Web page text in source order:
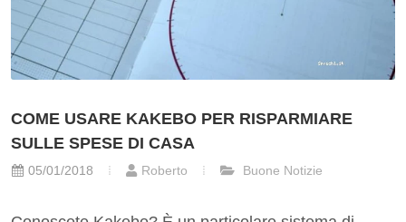
COME USARE KAKEBO PER RISPARMIARE
SULLE SPESE DI CASA
05/01/2018 Roberto Buone Notizie